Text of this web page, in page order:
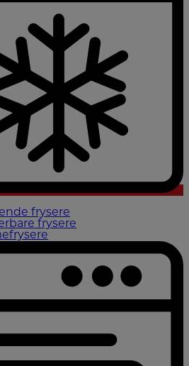
frysere
frysere